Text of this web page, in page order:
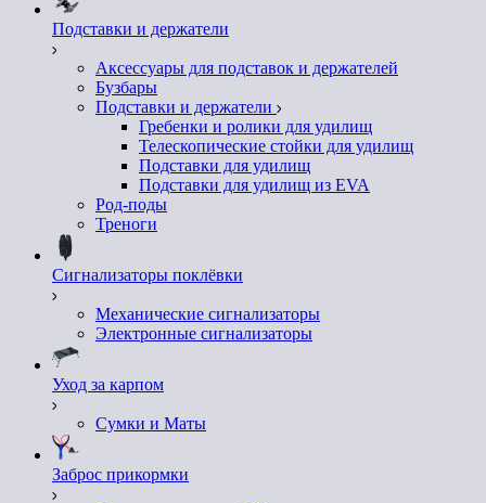
Подставки и держатели
Аксессуары для подставок и держателей
Бузбары
Подставки и держатели
Гребенки и ролики для удилищ
Телескопические стойки для удилищ
Подставки для удилищ
Подставки для удилищ из EVA
Род-поды
Треноги
Сигнализаторы поклёвки
Механические сигнализаторы
Электронные сигнализаторы
Уход за карпом
Сумки и Маты
Заброс прикормки